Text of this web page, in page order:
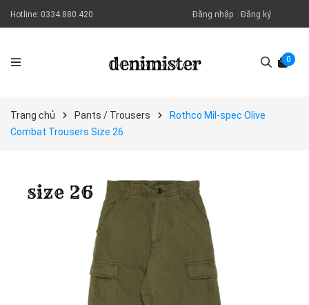
Hotline: 0334.880.420 Đăng nhập Đăng ký
0
Trang chủ Pants / Trousers
Rothco Mil-spec Olive
Combat Trousers Size 26